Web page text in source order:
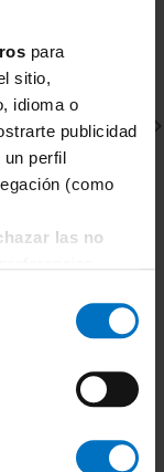
para
sitio,
idioma o
publicidad
un perfil
(como
las no
Jewel
arena
fresco
alta
en
y la
se